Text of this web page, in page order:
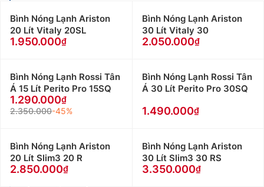
lần, sử dụng cho nhiều khu vực, tiết kiệm điện, phù
hợp dùng nơi có môi trường lạnh cao.
nước, Máy có bình chứa dung tích cực lớn, đặc
biệt tiết kiệm điện năng, phù hợp với vùng có
nhiều ánh nắng
Các dòng bình nóng lạnh dùng điện hiện nay (máy
trực tiếp hay gián tiếp) đều có tính năng ngắt điện tự
Bình Nóng Lạnh Ariston
20 Lít Vitaly 20SL
1.950.000
Bình Nóng Lạnh Ariston
30 Lít Vitaly 30
2.050.000
Bình Nóng Lạnh Rossi Tân
Á 15 Lít Perito Pro 15SQ
1.290.000
2.350.000-45%
Bình Nóng Lạnh Rossi Tân
Á 30 Lít Perito Pro 30SQ
1.490.000
Bình Nóng Lạnh Ariston
20 Lít Slim3 20 R
2.850.000
Bình Nóng Lạnh Ariston
30 Lít Slim3 30 RS
3.350.000